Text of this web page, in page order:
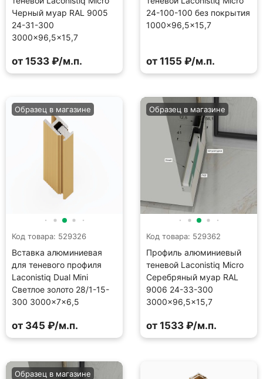
Черный муар RAL 9005
24-31-300
3000×96,5×15,7
от 1533 ₽/м.п.
24-100-100 без покрытия
1000×96,5×15,7
от 1155 ₽/м.п.
Код товара: 529326
Вставка алюминиевая
для теневого профиля
Laconistiq Dual Mini
Светлое золото 28/1-15-
300 3000×7×6,5
Образец в магазине
от 345 ₽/м.п.
Код товара: 529362
Профиль алюминиевый
теневой Laconistiq Micro
Серебряный муар RAL
9006 24-33-300
3000×96,5×15,7
Образец в магазине
от 1533 ₽/м.п.
Образец в магазине